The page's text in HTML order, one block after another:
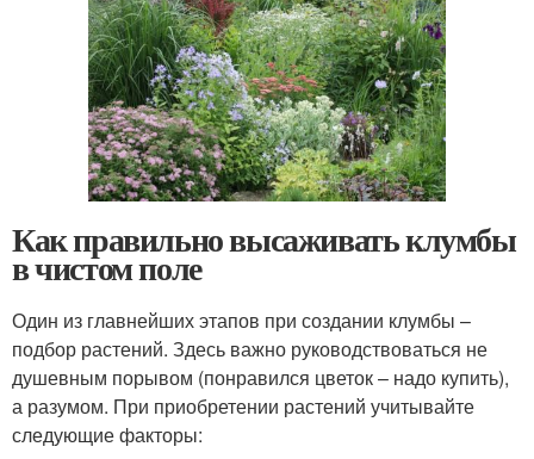
Как правильно высаживать клумбы
в чистом поле
Один из главнейших этапов при создании клумбы –
подбор растений. Здесь важно руководствоваться не
душевным порывом (понравился цветок – надо купить),
а разумом. При приобретении растений учитывайте
следующие факторы: